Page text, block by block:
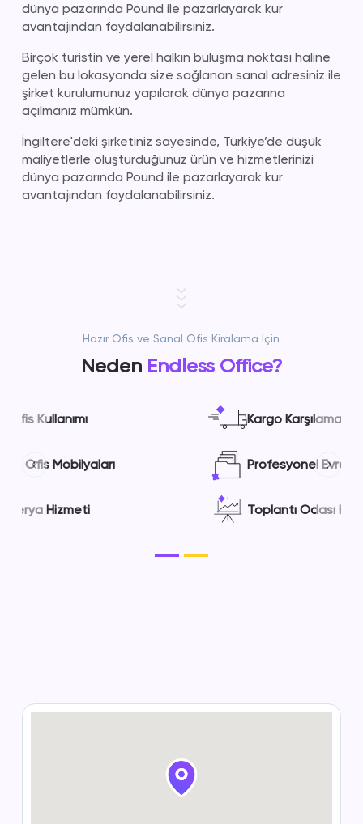
dünya pazarında Pound ile pazarlayarak kur
avantajından faydalanabilirsiniz.
Birçok turistin ve yerel halkın buluşma noktası haline
gelen bu lokasyonda size sağlanan sanal adresiniz ile
şirket kurulumunuz yapılarak dünya pazarına
açılmanız mümkün.
İngiltere'deki şirketiniz sayesinde, Türkiye’de düşük
maliyetlerle oluşturduğunuz ürün ve hizmetlerinizi
dünya pazarında Pound ile pazarlayarak kur
avantajından faydalanabilirsiniz.
Hazır Ofis ve Sanal Ofis Kiralama İçin
Neden Endless Office?
Kargo Karşılama Hizmeti
Profesyonel Evrak Takibi
Toplantı Odası Hizmeti
Previous Next